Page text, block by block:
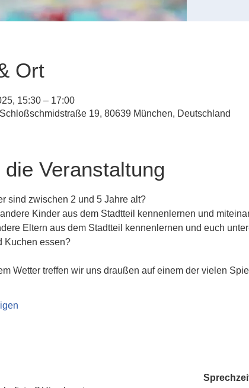
Ort
15:30 – 17:00
19, 80639 München, Deutschland
die Veranstaltung
sind zwischen 2 und 5 Jahre alt?
Kinder aus dem Stadtteil kennenlernen und
Eltern aus dem Stadtteil kennenlernen und euch
Kuchen essen?
Wetter treffen wir uns draußen auf einem der vielen